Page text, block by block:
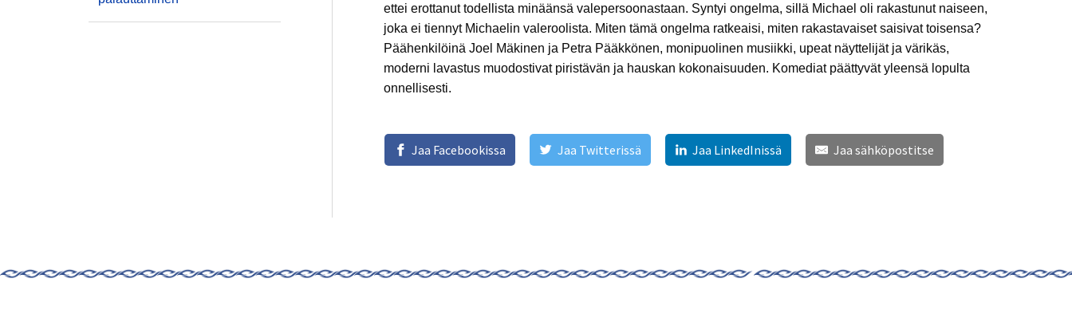
ettei erottanut todellista minäänsä valepersoonastaan. Syntyi ongelma, sillä Michael oli rakastunut naiseen,
joka ei tiennyt Michaelin valeroolista. Miten tämä ongelma ratkeaisi, miten rakastavaiset saisivat toisensa?
Päähenkilöinä Joel Mäkinen ja Petra Pääkkönen, monipuolinen musiikki, upeat näyttelijät ja värikäs,
moderni lavastus muodostivat piristävän ja hauskan kokonaisuuden. Komediat päättyvät yleensä lopulta
onnellisesti.
Jaa Facebookissa Jaa Twitterissä Jaa LinkedInissä Jaa sähköpostitse